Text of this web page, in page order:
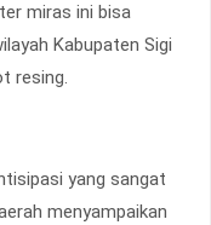
miras ini bisa
Kabupaten Sigi
resing.
yang sangat
menyampaikan